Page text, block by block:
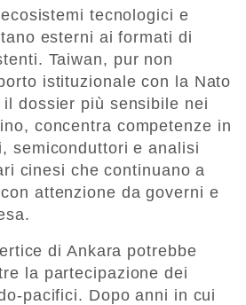
tecnologici e
esterni ai formati di
Taiwan, pur non
istituzionale con la Nato
dossier più sensibile nei
concentra competenze in
semiconduttori e analisi
cinesi che continuano a
attenzione da governi e
di Ankara potrebbe
la partecipazione dei
pacifici. Dopo anni in cui